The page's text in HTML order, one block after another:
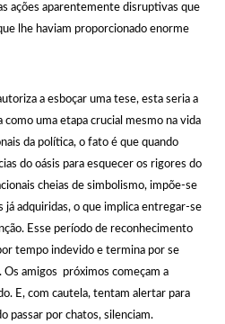
ações aparentemente disruptivas que
lhe haviam proporcionado enorme
a esboçar uma tese, esta seria a
como uma etapa crucial mesmo na vida
da política, o fato é que quando
do oásis para esquecer os rigores do
cheias de simbolismo, impõe-se
já adquiridas, o que implica entregar-se
Esse período de reconhecimento
tempo indevido e termina por se
Os amigos próximos começam a
E, com cautela, tentam alertar para
passar por chatos, silenciam.